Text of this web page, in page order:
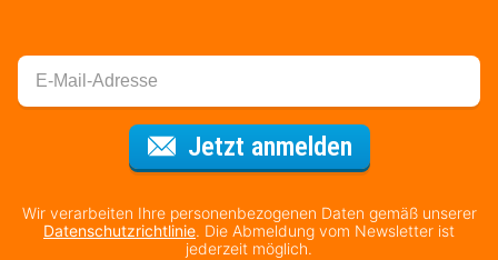
Jetzt anmeldenFür den
Wir verarbeiten Ihre personenbezogenen Daten gemäß unserer
Datenschutzrichtlinie. Die Abmeldung vom Newsletter ist
jederzeit möglich.